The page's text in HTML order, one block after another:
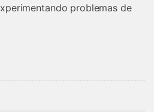
problemas de